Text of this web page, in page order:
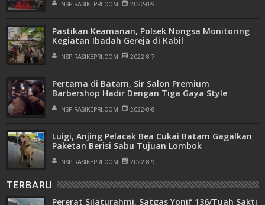
INSPIRASIKEPRI.COM 2022-8-9
Pastikan Keamanan, Polsek Nongsa Monitoring
Kegiatan Ibadah Gereja di Kabil
INSPIRASIKEPRI.COM 2022-8-7
Pertama di Batam, Sir Salon Premium
Barbershop Hadir Dengan Tiga Gaya Style
Rambut, Harga Merakyat
INSPIRASIKEPRI.COM 2022-8-8
Luigi, Anjing Pelacak Bea Cukai Batam Gagalkan
Paketan Berisi Sabu Tujuan Lombok
INSPIRASIKEPRI.COM 2022-8-9
TERBARU
Pererat Silaturahmi, Satgas Yonif 136/Tuah Sakti